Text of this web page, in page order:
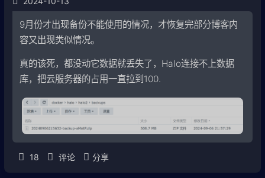
9月份才出现备份不能使用的情况，才恢复完部分博客内
容又出现类似情况。
真的该死，都没动它数据就丢失了，Halo连接不上数据
库，把云服务器的占用一直拉到100.
18 评论 分享